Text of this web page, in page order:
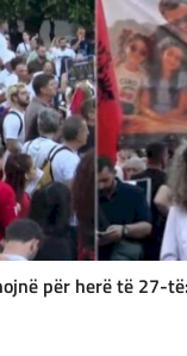
për herë të 27-